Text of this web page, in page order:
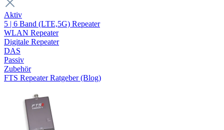
Aktiv
5 | 6 Band (LTE,5G) Repeater
WLAN Repeater
Digitale Repeater
DAS
Passiv
Zubehör
FTS Repeater Ratgeber (Blog)